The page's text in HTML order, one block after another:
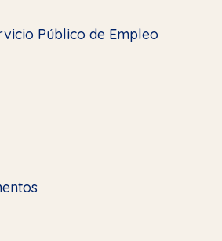
Público de Empleo